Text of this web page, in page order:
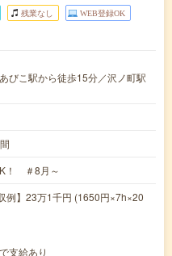
残業なし WEB登録OK
びこ駅から徒歩15分／沢ノ町駅
！ ＃8月～
例】23万1千円 (1650円×7h×20
支給あり